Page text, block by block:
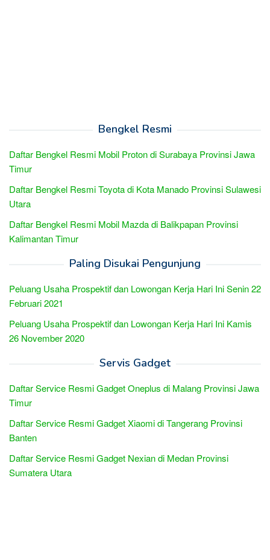
Bengkel Resmi
Daftar Bengkel Resmi Mobil Proton di Surabaya Provinsi Jawa
Timur
Daftar Bengkel Resmi Toyota di Kota Manado Provinsi Sulawesi
Utara
Daftar Bengkel Resmi Mobil Mazda di Balikpapan Provinsi
Kalimantan Timur
Paling Disukai Pengunjung
Peluang Usaha Prospektif dan Lowongan Kerja Hari Ini Senin 22
Februari 2021
Peluang Usaha Prospektif dan Lowongan Kerja Hari Ini Kamis
26 November 2020
Servis Gadget
Daftar Service Resmi Gadget Oneplus di Malang Provinsi Jawa
Timur
Daftar Service Resmi Gadget Xiaomi di Tangerang Provinsi
Banten
Daftar Service Resmi Gadget Nexian di Medan Provinsi
Sumatera Utara